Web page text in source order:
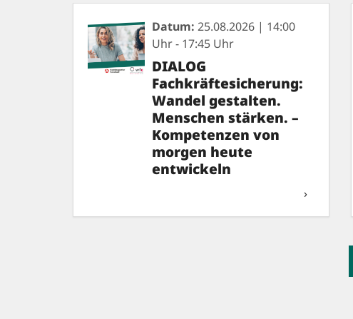
Datum: 25.08.2026 | 14:00
Uhr - 17:45 Uhr
DIALOG
Fachkräftesicherung:
Wandel gestalten.
Menschen stärken. –
Kompetenzen von
morgen heute
entwickeln
›